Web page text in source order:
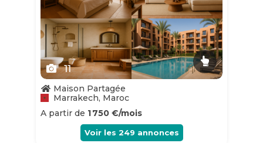
11
Maison Partagée
Marrakech, Maroc
A partir de 1 750 €/mois
Voir les 249 annonces